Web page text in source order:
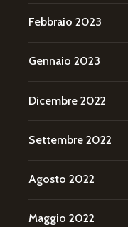
Febbraio 2023
Gennaio 2023
Dicembre 2022
Settembre 2022
Agosto 2022
Maggio 2022